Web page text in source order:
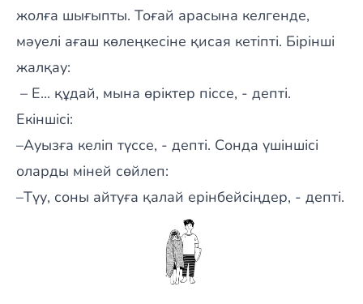
жолға шығыпты. Тоғай арасына келгенде,
мәуелі ағаш көлеңкесіне қисая кетіпті. Бірінші
жалқау:
– Е... құдай, мына өріктер піссе, - депті.
Екіншісі:
–Ауызға келіп түссе, - депті. Сонда үшіншісі
оларды міней сөйлеп:
–Түу, соны айтуға қалай ерінбейсіңдер, - депті.